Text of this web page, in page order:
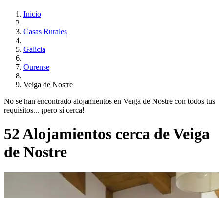
Inicio
Casas Rurales
Galicia
Ourense
Veiga de Nostre
No se han encontrado alojamientos en Veiga de Nostre con todos tus
requisitos... ¡pero sí cerca!
52 Alojamientos cerca de Veiga
de Nostre